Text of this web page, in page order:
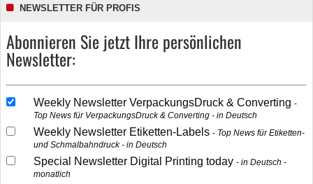
NEWSLETTER FÜR PROFIS
Abonnieren Sie jetzt Ihre persönlichen
Newsletter:
Weekly Newsletter VerpackungsDruck & Converting
Top News für VerpackungsDruck & Converting - in Deutsch
Weekly Newsletter Etiketten-Labels
Top News für Etiketten-
und Schmalbahndruck - in Deutsch
Special Newsletter Digital Printing today
in Deutsch -
monatlich